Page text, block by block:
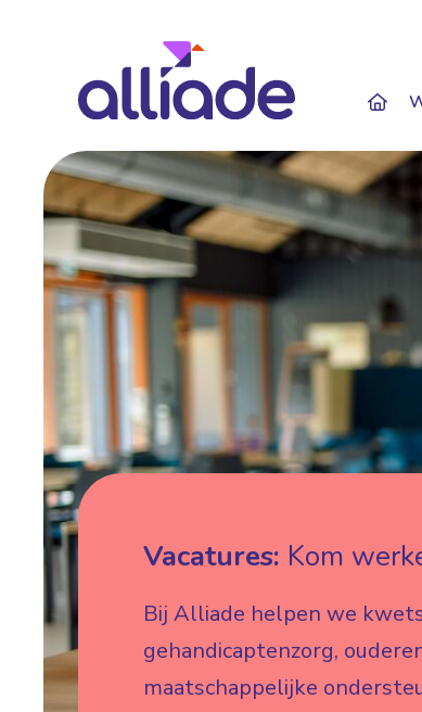
Vacatures: Kom
Bij Alliade helpen we
gehandicaptenzorg,
maatschappelijke